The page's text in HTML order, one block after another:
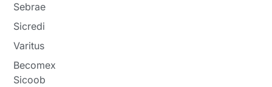
Sebrae
Sicredi
Varitus
Becomex
Sicoob